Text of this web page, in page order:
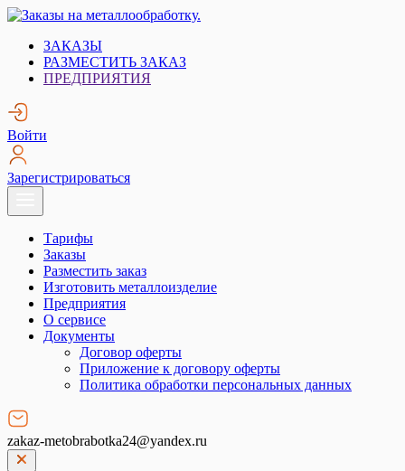
Skip
content
Заказы на металлообработку.
Металлообработка. Открытые заказы на металлообработку.
ЗАКАЗЫ
РАЗМЕСТИТЬ ЗАКАЗ
ПРЕДПРИЯТИЯ
Войти
Зарегистрироваться
Тарифы
Заказы
Разместить заказ
Изготовить металлоизделие
Предприятия
О сервисе
Документы
Договор оферты
Приложение к договору оферты
Политика обработки персональных данных
zakaz-metobrabotka24@yandex.ru